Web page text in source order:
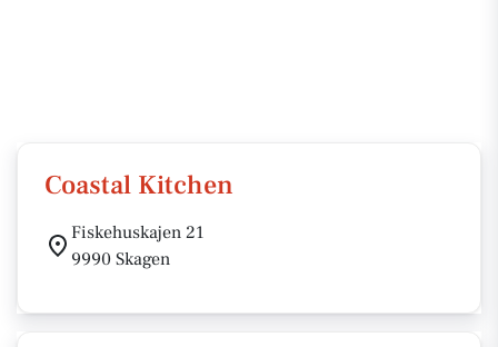
Coastal Kitchen
Fiskehuskajen 21
9990 Skagen